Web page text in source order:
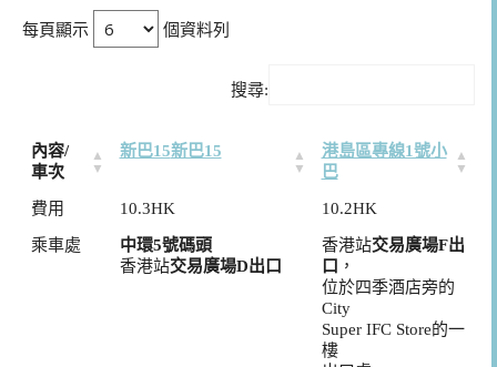
每頁顯示 個資料列
搜尋:
內容/
車次
新巴15新巴15
港島區專線1號小
巴
費用 10.3HK 10.2HK
乘車處
中環5號碼頭
香港站交易廣場D出口
香港站交易廣場F出
口 ，
位於四季酒店旁的
City
Super IFC Store的一
樓